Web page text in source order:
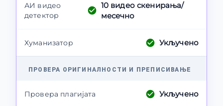
АИ видео
детектор
10 видео скенирања/
месечно
Хуманизатор Укључено
ПРОВЕРА ОРИГИНАЛНОСТИ И ПРЕПИСИВАЊЕ
Провера плагијата Укључено